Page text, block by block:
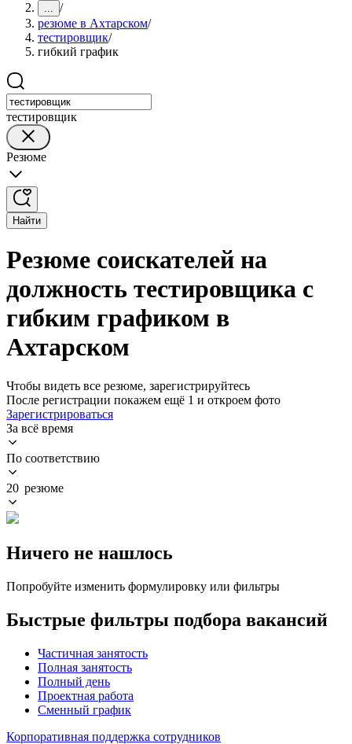
... /
резюме в Ахтарском/
тестировщик/
гибкий график
тестировщик
Резюме
Найти
Резюме соискателей на
должность тестировщика с
гибким графиком в
Ахтарском
Чтобы видеть все резюме, зарегистрируйтесь
После регистрации покажем ещё 1 и откроем фото
Зарегистрироваться
За всё время
По соответствию
20 резюме
Ничего не нашлось
Попробуйте изменить формулировку или фильтры
Быстрые фильтры подбора вакансий
Частичная занятость
Полная занятость
Полный день
Проектная работа
Сменный график
Корпоративная поддержка сотрудников